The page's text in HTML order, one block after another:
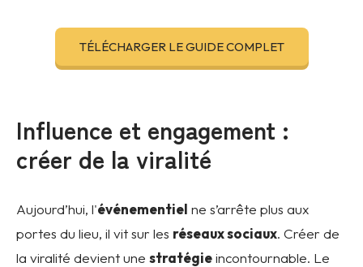
TÉLÉCHARGER LE GUIDE COMPLET
Influence et engagement :
créer de la viralité
Aujourd’hui, l'événementiel ne s’arrête plus aux
portes du lieu, il vit sur les réseaux sociaux. Créer de
la viralité devient une stratégieincontournable. Le